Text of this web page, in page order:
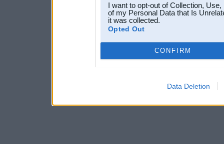
I want to opt-out of Collection,
of my Personal Data that Is
it was collected.
Opted Out
CONFIRM
Data Deletion